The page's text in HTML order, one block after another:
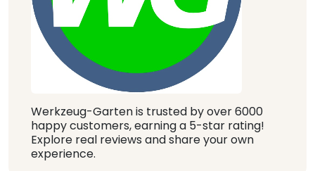
Werkzeug-Garten is trusted by over 6000
happy customers, earning a 5-star rating!
Explore real reviews and share your own
experience.